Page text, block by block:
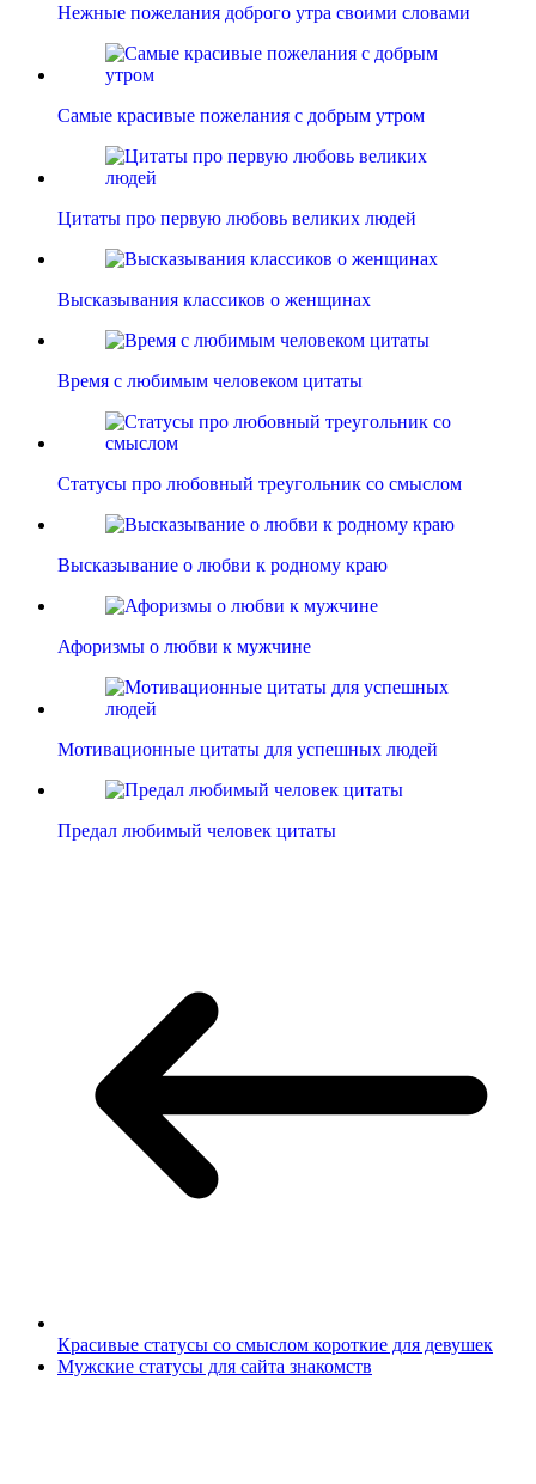
Нежные пожелания доброго утра своими словами
Самые красивые пожелания с добрым утром
Цитаты про первую любовь великих людей
Высказывания классиков о женщинах
Время с любимым человеком цитаты
Статусы про любовный треугольник со смыслом
Высказывание о любви к родному краю
Афоризмы о любви к мужчине
Мотивационные цитаты для успешных людей
Предал любимый человек цитаты
Красивые статусы со смыслом короткие для девушек
Мужские статусы для сайта знакомств